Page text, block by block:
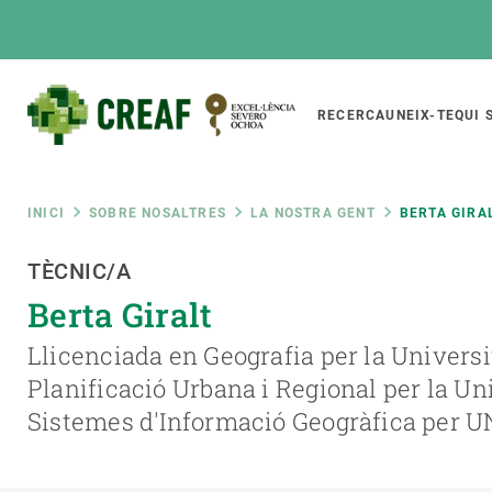
Main
RECERCAUNEIX-TEQUI
Fil
d'ariadna
INICI SOBRE NOSALTRES LA NOSTRA GENT BERTA
TÈCNIC/A
Berta Giralt
Llicenciada en Geografia per la
Planificació Urbana i Regional per la
Sistemes d'Informació Geogràfica per
Featured
responsive
INTRANET
Responsive
menu
SOBRE NOSALTRES
El Centre
Organització institucional
Transparència
Directori de
Biodiversitat
Canvi global